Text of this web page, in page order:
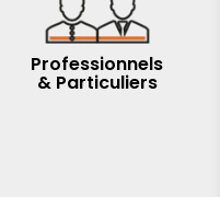
Professionnels
& Particuliers